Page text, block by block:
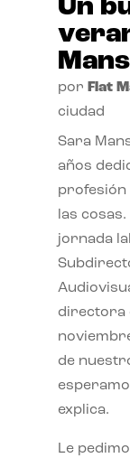
Un
por Flat
ciudad
Sara
años
profesión
las cosas.
jornada
directora
de
explica.
Le